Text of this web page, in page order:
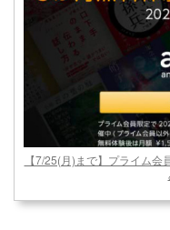
【7/25(月)まで】プライム